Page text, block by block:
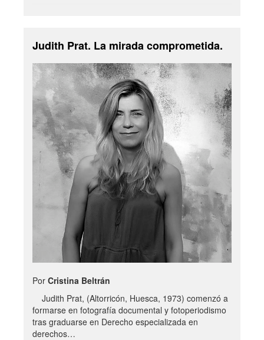
Judith Prat. La mirada comprometida.
Por Cristina Beltrán
Judith Prat, (Altorricón, Huesca, 1973) comenzó a
formarse en fotografía documental y fotoperiodismo
tras graduarse en Derecho especializada en
derechos…